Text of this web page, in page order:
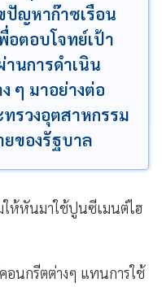
ปัญหาก๊าซเรือน
อตอบโจทย์เป้า
นการดำเนิน
ๆ มาอย่างต่อ
ทรวงอุตสาหกรรม
ของรัฐบาล
ให้หันมาใช้ปูนซีเมนต์ไฮ
นกรีตต่างๆ แทนการใช้